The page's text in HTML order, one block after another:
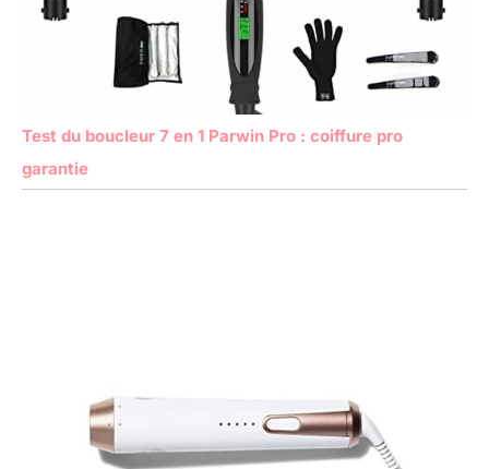
Test du boucleur 7 en 1 Parwin Pro : coiffure pro
garantie